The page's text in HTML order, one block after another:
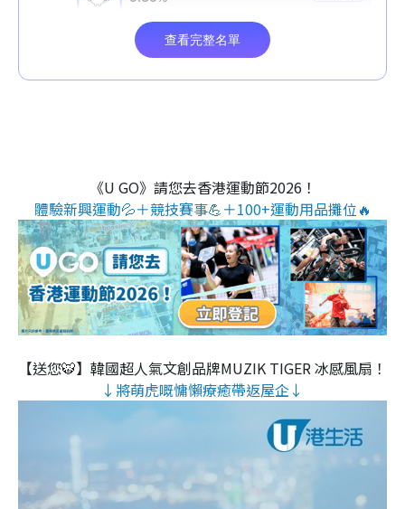
《U GO》請您去香港運動節2026！
體驗新興運動💦＋競技賽事💪＋100+運動用品攤位🔥
【送您🐯】韓國超人氣文創品牌MUZIK TIGER 冰感風扇！
↓將萌虎嘅慵懶療癒帶返屋企↓